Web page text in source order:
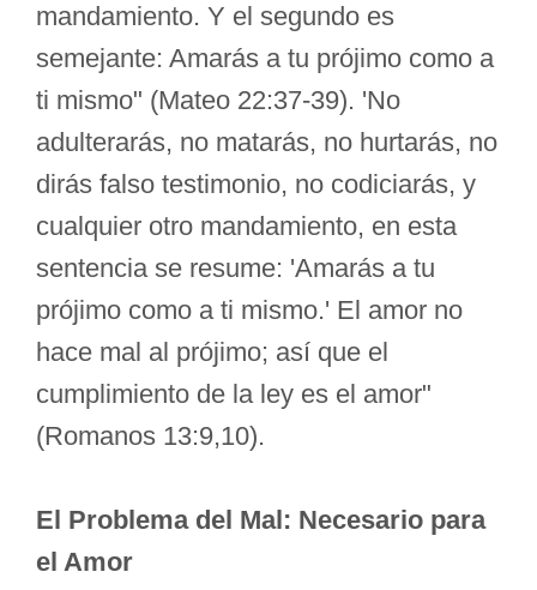
mandamiento. Y el segundo es
semejante: Amarás a tu prójimo como a
ti mismo" (Mateo 22:37-39). 'No
adulterarás, no matarás, no hurtarás, no
dirás falso testimonio, no codiciarás, y
cualquier otro mandamiento, en esta
sentencia se resume: 'Amarás a tu
prójimo como a ti mismo.' El amor no
hace mal al prójimo; así que el
cumplimiento de la ley es el amor"
(Romanos 13:9,10).
El Problema del Mal: Necesario para
el Amor